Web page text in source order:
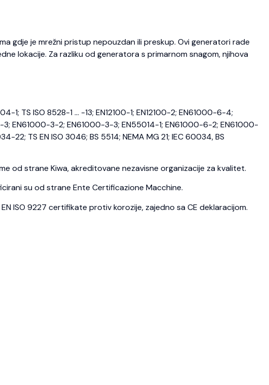
gdje je mrežni pristup nepouzdan ili preskup. Ovi generatori rade
lokacije. Za razliku od generatora s primarnom snagom, njihova
TS ISO 8528-1 … -13; EN12100-1; EN12100-2; EN61000-6-4;
EN61000-3-2; EN61000-3-3; EN55014-1; EN61000-6-2; EN61000-
TS EN ISO 3046; BS 5514; NEMA MG 21; IEC 60034, BS
od strane Kiwa, akreditovane nezavisne organizacije za kvalitet.
su od strane Ente Certificazione Macchine.
ISO 9227 certifikate protiv korozije, zajedno sa CE deklaracijom.